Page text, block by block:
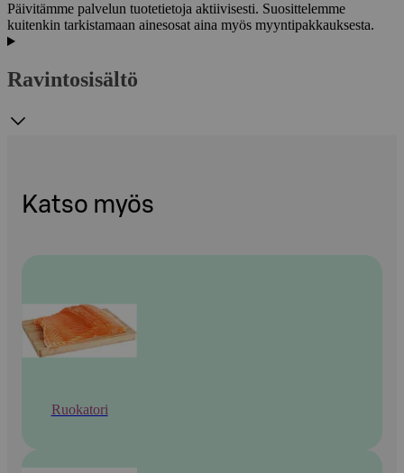
Päivitämme palvelun tuotetietoja aktiivisesti. Suosittelemme
kuitenkin tarkistamaan ainesosat aina myös myyntipakkauksesta.
Ravintosisältö
Katso myös
Ruokatori